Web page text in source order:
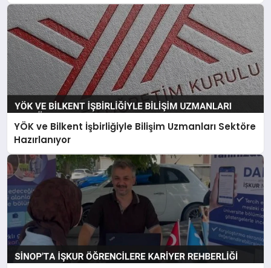
YÖK ve Bilkent İşbirliğiyle Bilişim Uzmanları Sektöre
Hazırlanıyor